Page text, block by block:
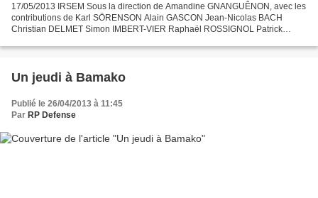
17/05/2013 IRSEM Sous la direction de Amandine GNANGUÊNON, avec les
contributions de Karl SÖRENSON Alain GASCON Jean-Nicolas BACH
Christian DELMET Simon IMBERT-VIER Raphaël ROSSIGNOL Patrick
Un jeudi à Bamako
Publié le 26/04/2013 à 11:45
Par RP Defense